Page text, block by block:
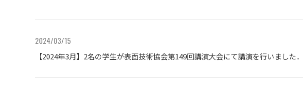
2024/03/15
【2024年3月】2名の学生が表面技術協会第149回講演大会にて講演を行いました．